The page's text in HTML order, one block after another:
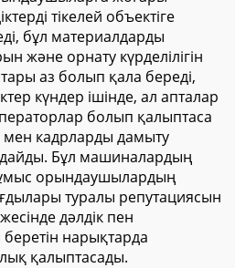
тікелей объектіге
бұл материалдарды
және орнату күрделілігін
аз болып қала береді,
күндер ішінде, ал апталар
болып қалыптаса
мен кадрларды дамыту
Бұл машиналардың
орындаушылардың
туралы репутациясын
дәлдік пен
беретін нарықтарда
қалыптасады.